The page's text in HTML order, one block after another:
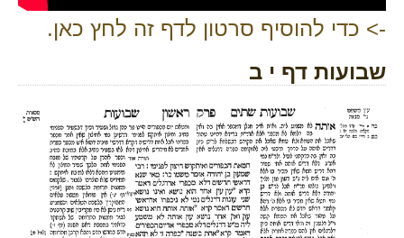
-> כדי להוסיף סרטון לדף זה לחץ כאן.
שבועות דף י ב